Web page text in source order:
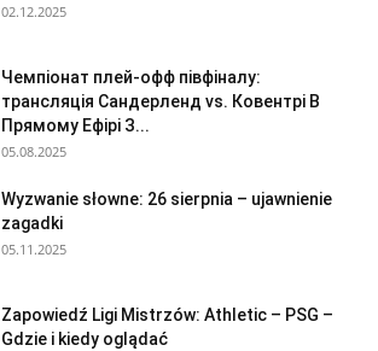
02.12.2025
Чемпіонат плей-офф півфіналу:
трансляція Сандерленд vs. Ковентрі В
Прямому Ефірі З...
05.08.2025
Wyzwanie słowne: 26 sierpnia – ujawnienie
zagadki
05.11.2025
Zapowiedź Ligi Mistrzów: Athletic – PSG –
Gdzie i kiedy oglądać